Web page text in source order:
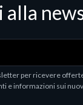
alla
per ricevere
e informazioni sui